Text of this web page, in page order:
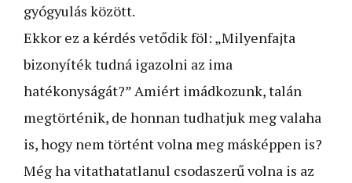
gyógyulás között.
Ekkor ez a kérdés vetődik föl: „Milyenfajta
bizonyíték tudná igazolni az ima
hatékonyságát?” Amiért imádkozunk, talán
megtörténik, de honnan tudhatjuk meg valaha
is, hogy nem történt volna meg másképpen is?
Még ha vitathatatlanul csodaszerű volna is az